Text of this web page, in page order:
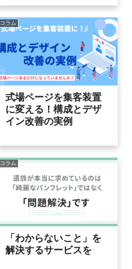
コラム
式場ページを集客装置
に変える！構成とデザ
イン改善の実例
コラム
「わからないこと」を
解決するサービスを